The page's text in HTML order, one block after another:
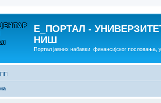
E_ПОРТАЛ -
НИШ
Портал јавних набавки, финансијског пословања,